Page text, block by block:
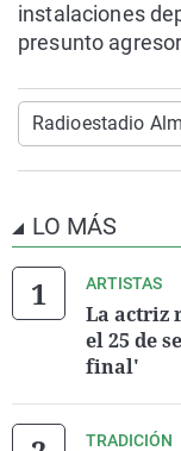
instalaciones
presunto
Radioestadio
LO MÁS
ARTISTAS
La actriz
el 25 de
final'
TRADICIÓN